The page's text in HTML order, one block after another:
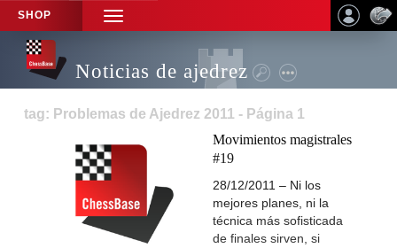
SHOP
TOGGLE
NAVIGATION
Noticias de ajedrez
tag: Problemas de Ajedrez 2011 - Página 1
Movimientos magistrales
#19
28/12/2011 – Ni los
mejores planes, ni la
técnica más sofisticada
de finales sirven, si